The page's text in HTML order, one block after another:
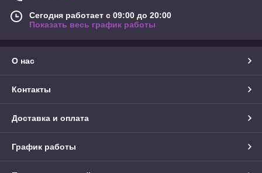
Сегодня работает с 09:00 до 20:00
Показать весь график работы
О нас
Контакты
Доставка и оплата
График работы